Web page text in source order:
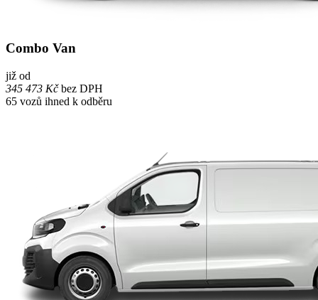
Combo Van
již od
345 473 Kčbez DPH
65 vozů ihned k odběru